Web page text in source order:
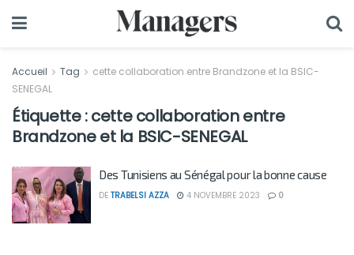
Accueil Tag
cette collaboration entre Brandzone et la BSIC-
SENEGAL
Étiquette :cette collaboration entre
Brandzone et la BSIC-SENEGAL
Des Tunisiens au Sénégal pour la bonne cause
DE TRABELSI AZZA 4 NOVEMBRE 2023 0